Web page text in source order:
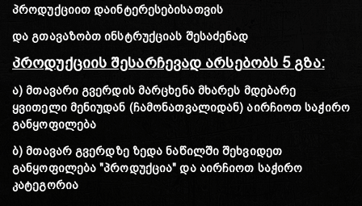
პროდუქციით დაინტერესებისათვის
და გთავაზობთ ინსტრუქციას შესაძენად
პროდუქციის შესარჩევად არსებობს 5 გზა:
ა) მთავარი გვერდის მარცხენა მხარეს მდებარე
ყვითელი მენიუდან (ჩამონათვალიდან) აირჩიოთ საჭირო
განყოფილება
ბ)მთავარ გვერდზე ზედა ნაწილში შეხვიდეთ
განყოფილება "პროდუქცია" და აირჩიოთ საჭირო
კატეგორია